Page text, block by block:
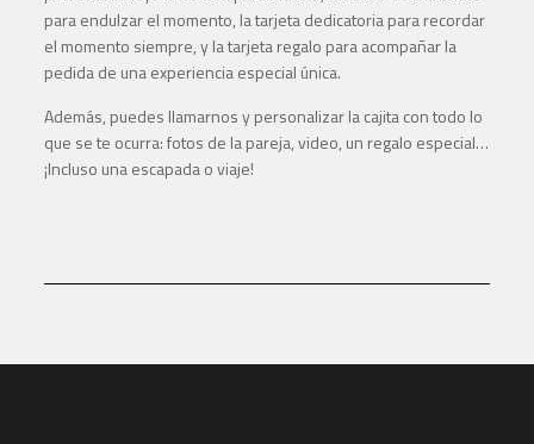
para endulzar el momento, la tarjeta dedicatoria para recordar
el momento siempre, y la tarjeta regalo para acompañar la
pedida de una experiencia especial única.
Además, puedes llamarnos y personalizar la cajita con todo lo
que se te ocurra: fotos de la pareja, video, un regalo especial…
¡Incluso una escapada o viaje!